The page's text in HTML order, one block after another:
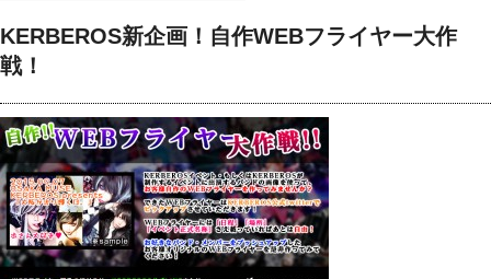
KERBEROS新企画！自作WEBフライヤー大作
戦！